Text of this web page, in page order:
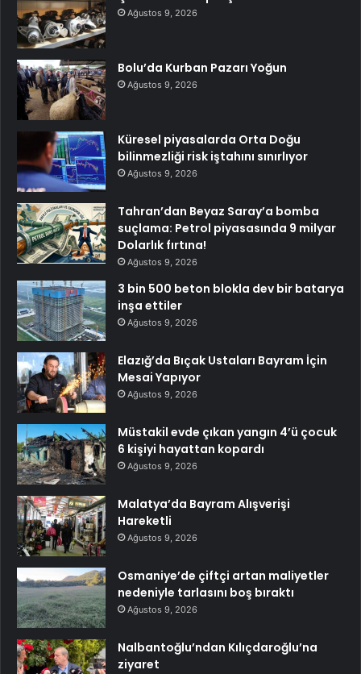
Ağustos 9, 2026
Bolu’da Kurban Pazarı Yoğun
Ağustos 9, 2026
Küresel piyasalarda Orta Doğu
bilinmezliği risk iştahını sınırlıyor
Ağustos 9, 2026
Tahran’dan Beyaz Saray’a bomba
suçlama: Petrol piyasasında 9 milyar
Dolarlık fırtına!
Ağustos 9, 2026
3 bin 500 beton blokla dev bir batarya
inşa ettiler
Ağustos 9, 2026
Elazığ’da Bıçak Ustaları Bayram İçin
Mesai Yapıyor
Ağustos 9, 2026
Müstakil evde çıkan yangın 4’ü çocuk
6 kişiyi hayattan kopardı
Ağustos 9, 2026
Malatya’da Bayram Alışverişi
Hareketli
Ağustos 9, 2026
Osmaniye’de çiftçi artan maliyetler
nedeniyle tarlasını boş bıraktı
Ağustos 9, 2026
Nalbantoğlu’ndan Kılıçdaroğlu’na
ziyaret